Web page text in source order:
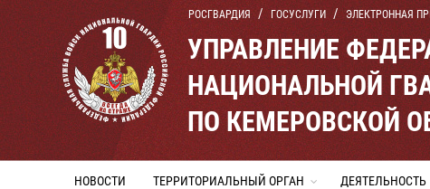
РОСГВАРДИЯ ГОСУСЛУГИ ЭЛЕКТРОННАЯ
УПРАВЛЕНИЕ
НАЦИОНАЛЬНОЙ
ПО КЕМЕРОВСКОЙ
НОВОСТИ ТЕРРИТОРИАЛЬНЫЙ ОРГАН ДЕЯТЕЛЬНОСТЬ